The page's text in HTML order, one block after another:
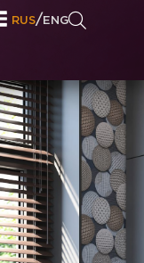
RUS/ ENG